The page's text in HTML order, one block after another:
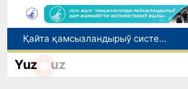
Қайта қамсызландырыў системасы тез раўажланып атырған Өзбекстан экономикасы ушын не береди?
Ташкент аўыр атлетика бойынша Азия чемпионатына таярланбақта
Yuz uz